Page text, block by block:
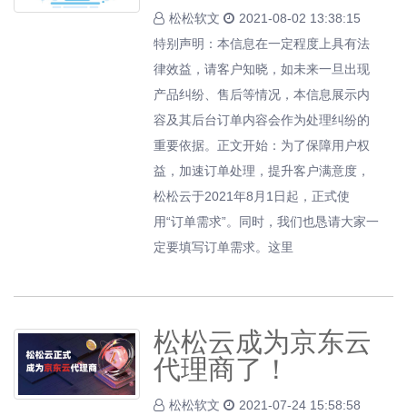
松松软文
2021-08-02 13:38:15
特别声明：本信息在一定程度上具有法
律效益，请客户知晓，如未来一旦出现
产品纠纷、售后等情况，本信息展示内
容及其后台订单内容会作为处理纠纷的
重要依据。正文开始：为了保障用户权
益，加速订单处理，提升客户满意度，
松松云于2021年8月1日起，正式使
用“订单需求”。同时，我们也恳请大家一
定要填写订单需求。这里
松松云成为京东云
代理商了！
松松软文
2021-07-24 15:58:58